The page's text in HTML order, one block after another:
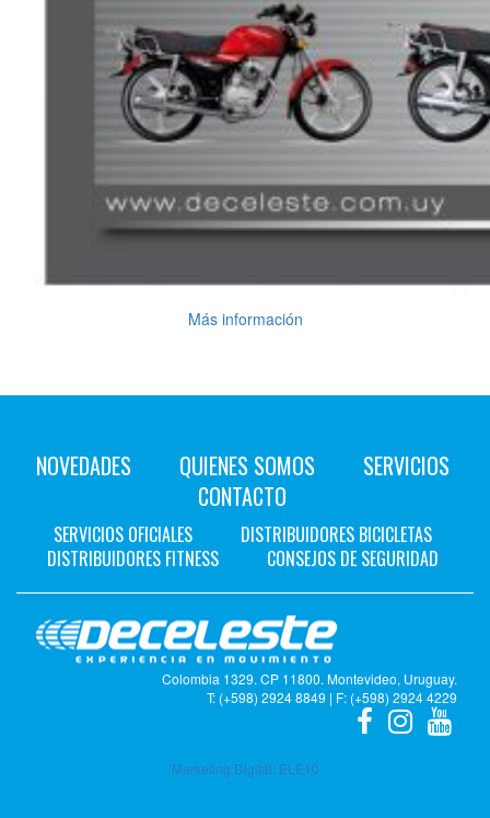
Más información
NOVEDADES QUIENES SOMOS
SERVICIOS
CONTACTO
SERVICIOS OFICIALES
DISTRIBUIDORES BICICLETAS
DISTRIBUIDORES FITNESS
CONSEJOS DE SEGURIDAD
Colombia 1329. CP 11800. Montevideo, Uruguay.
T: (+598) 2924 8849 | F: (+598) 2924 4229
Marketing Digital: ELE10